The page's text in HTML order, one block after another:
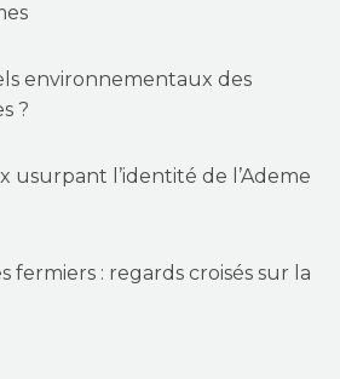
environnementaux des
?
usurpant l’identité de l’Ademe
fermiers : regards croisés sur la